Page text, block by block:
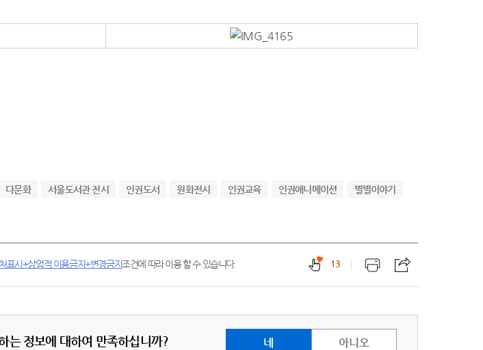
다문화 서울도서관 전시 인권도서 원화전시 인권교육 인권애니메이션
별별이야기
13
표시+상업적 이용금지+변경금지조건에 따라 이용 할 수 있습니다.
는 정보에 대하여 만족하십니까? 네 아니오